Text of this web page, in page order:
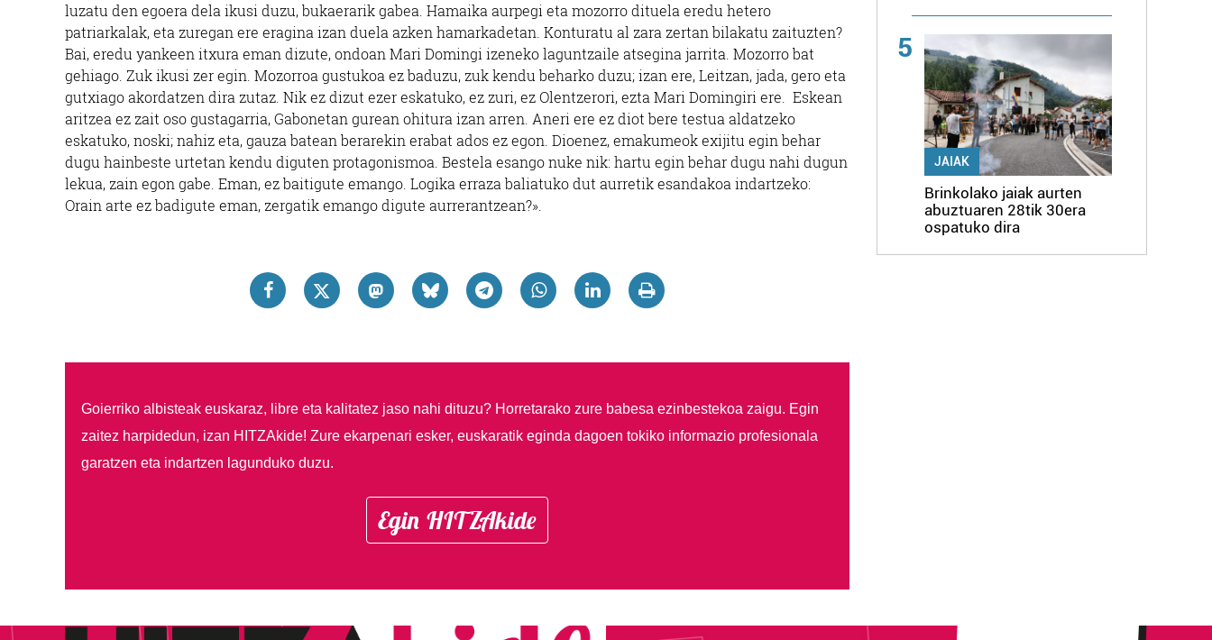
luzatu den egoera dela ikusi duzu, bukaerarik gabea. Hamaika aurpegi eta mozorro dituela eredu hetero
patriarkalak, eta zuregan ere eragina izan duela azken hamarkadetan. Konturatu al zara zertan bilakatu zaituzten?
Bai, eredu yankeen itxura eman dizute, ondoan Mari Domingi izeneko laguntzaile atsegina jarrita. Mozorro bat
gehiago. Zuk ikusi zer egin. Mozorroa gustukoa ez baduzu, zuk kendu beharko duzu; izan ere, Leitzan, jada, gero eta
gutxiago akordatzen dira zutaz. Nik ez dizut ezer eskatuko, ez zuri, ez Olentzerori, ezta Mari Domingiri ere. Eskean
aritzea ez zait oso gustagarria, Gabonetan gurean ohitura izan arren. Aneri ere ez diot bere testua aldatzeko
eskatuko, noski; nahiz eta, gauza batean berarekin erabat ados ez egon. Dioenez, emakumeok exijitu egin behar
dugu hainbeste urtetan kendu diguten protagonismoa. Bestela esango nuke nik: hartu egin behar dugu nahi dugun
lekua, zain egon gabe. Eman, ez baitigute emango. Logika erraza baliatuko dut aurretik esandakoa indartzeko:
Orain arte ez badigute eman, zergatik emango digute aurrerantzean?».
Goierriko albisteak euskaraz, libre eta kalitatez jaso nahi dituzu? Horretarako zure babesa ezinbestekoa zaigu. Egin
zaitez harpidedun, izan HITZAkide! Zure ekarpenari esker, euskaratik eginda dagoen tokiko informazio profesionala
garatzen eta indartzen lagunduko duzu.
Egin HITZAkide
5
JAIAK
Brinkolako jaiak aurten
abuztuaren 28tik 30era
ospatuko dira